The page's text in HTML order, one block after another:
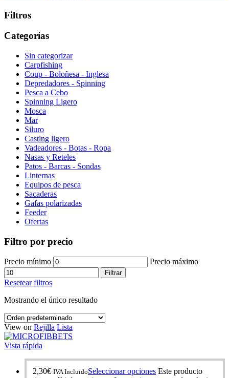
Filtros
Categorías
Sin categorizar
Carpfishing
Coup - Boloñesa - Inglesa
Depredadores - Spinning
Pesca a Cebo
Spinning Ligero
Mosca
Mar
Siluro
Casting ligero
Vadeadores - Botas - Ropa
Nasas y Reteles
Patos - Barcas - Sondas
Linternas
Equipos de pesca
Sacaderas
Gafas polarizadas
Feeder
Ofertas
Filtro por precio
Precio mínimo Precio máximo
Filtrar
Resetear filtros
Mostrando el único resultado
View on Rejilla Lista
Vista rápida
2,30€ IVA IncluidoSeleccionar opciones Este producto